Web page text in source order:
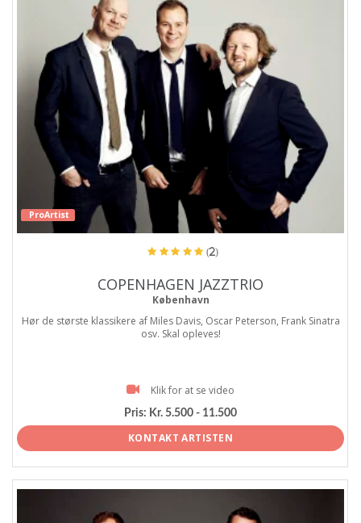
ProArtist
(2)
COPENHAGEN JAZZTRIO
København
Hør de største klassikere af Miles Davis, Oscar Peterson, Frank Sinatra
osv. Skal opleves!
Klik for at se video
Pris: Kr. 5.500 - 11.500
KONTAKT ARTISTEN